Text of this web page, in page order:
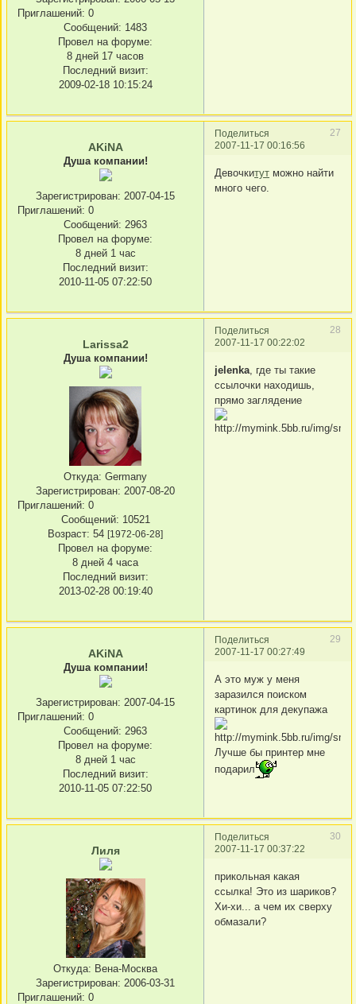
Приглашений: 0
Сообщений: 1483
Провел на форуме:
8 дней 17 часов
Последний визит:
2009-02-18 10:15:24
Поделиться
27
2007-11-17 00:16:56
AKiNA
Душа компании!
Зарегистрирован: 2007-04-15
Приглашений: 0
Сообщений: 2963
Провел на форуме:
8 дней 1 час
Последний визит:
2010-11-05 07:22:50
Девочкитут можно найти
много чего.
Поделиться
28
2007-11-17 00:22:02
Larissa2
Душа компании!
Откуда: Germany
Зарегистрирован: 2007-08-20
Приглашений: 0
Сообщений: 10521
Возраст: 54 [1972-06-28]
Провел на форуме:
8 дней 4 часа
Последний визит:
2013-02-28 00:19:40
jelenka, где ты такие
ссылочки находишь,
прямо заглядение
Поделиться
29
2007-11-17 00:27:49
AKiNA
Душа компании!
Зарегистрирован: 2007-04-15
Приглашений: 0
Сообщений: 2963
Провел на форуме:
8 дней 1 час
Последний визит:
2010-11-05 07:22:50
А это муж у меня
заразился поиском
картинок для декупажа
Лучше бы принтер мне
подарил
Поделиться
30
2007-11-17 00:37:22
Лиля
Откуда: Вена-Москва
Зарегистрирован: 2006-03-31
Приглашений: 0
прикольная какая
ссылка! Это из шариков?
Хи-хи... а чем их сверху
обмазали?